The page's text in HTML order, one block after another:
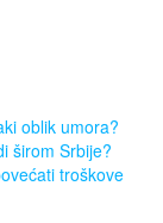
oblik umora?
širom Srbije?
troškove